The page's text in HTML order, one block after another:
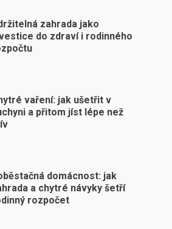
zahrada jako
do zdraví i rodinného
vaření: jak ušetřit v
a přitom jíst lépe než
domácnost: jak
a chytré návyky šetří
rozpočet